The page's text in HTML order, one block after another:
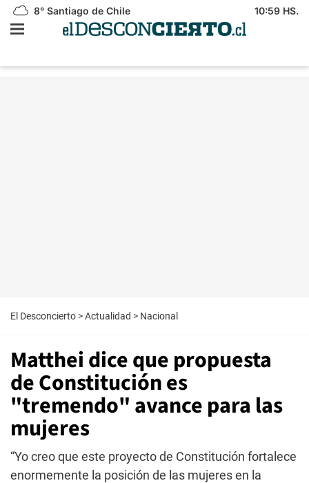
8° Santiago de Chile 10:59 HS.
El Desconcierto >Actualidad > Nacional
Matthei dice que propuesta
de Constitución es
"tremendo" avance para las
mujeres
“Yo creo que este proyecto de Constitución fortalece
enormemente la posición de las mujeres en la